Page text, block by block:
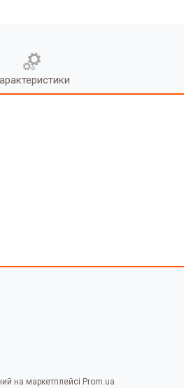
на маркетплейсі Prom.ua